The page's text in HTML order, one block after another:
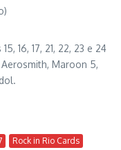
16, 17, 21, 22, 23 e 24
Maroon 5,
Rock in Rio Cards